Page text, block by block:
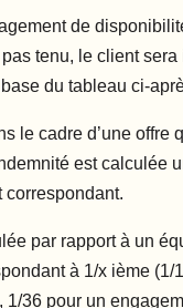
de
tenu, le client
du tableau ci-
le cadre d’une offre
est calculée
correspondant.
par rapport à un
à 1/x ième (1/
1/36 pour un